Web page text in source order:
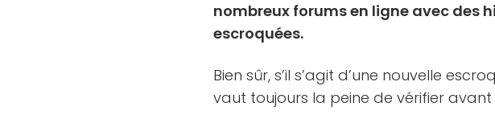
nombreux forums en ligne avec des
escroquées.
Bien sûr, s’il s’agit d’une nouvelle
vaut toujours la peine de vérifier